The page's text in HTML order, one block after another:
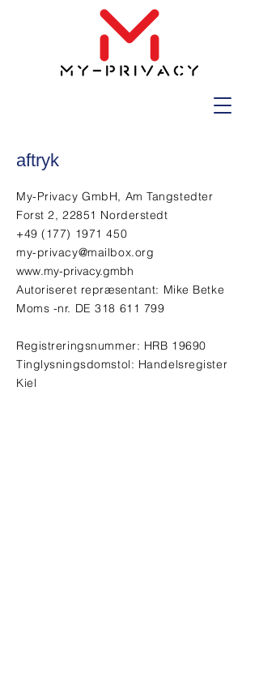
aftryk
My-Privacy GmbH, Am Tangstedter
Forst 2, 22851 Norderstedt
+49 (177) 1971 450
my-privacy@mailbox.org
www.my-privacy.gmbh
Autoriseret repræsentant: Mike Betke
Moms -nr. DE318 611 799
Registreringsnummer: HRB 19690
Tinglysningsdomstol: Handelsregister
Kiel